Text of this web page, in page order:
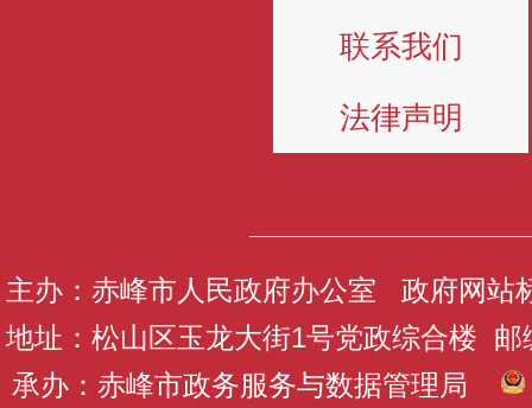
联系我们
法律声明
主办：赤峰市人民政府办公室 政府网站
地址：松山区玉龙大街1号党政综合楼 邮
承办：赤峰市政务服务与数据管理局